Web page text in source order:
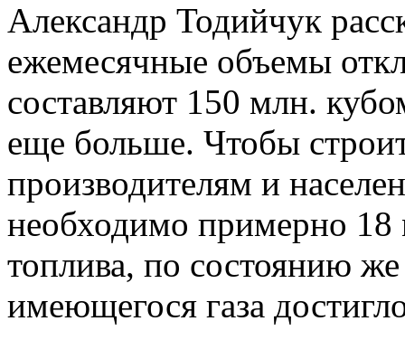
Александр Тодийчук
ежемесячные объемы
составляют 150 млн.
еще больше. Чтобы
производителям и
необходимо примерно 18
топлива, по состоянию
имеющегося газа